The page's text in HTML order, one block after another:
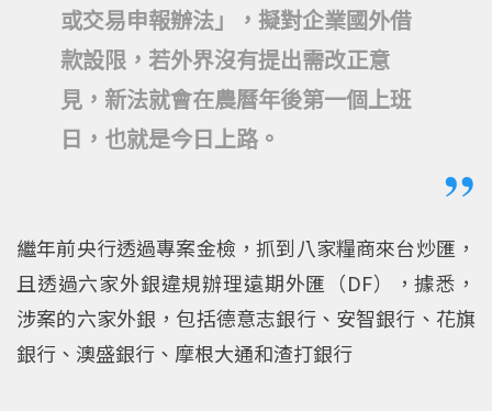
或交易申報辦法」，擬對企業國外借
款設限，若外界沒有提出需改正意
見，新法就會在農曆年後第一個上班
日，也就是今日上路。
繼年前央行透過專案金檢，抓到八家糧商來台炒匯，
且透過六家外銀違規辦理遠期外匯（DF），據悉，
涉案的六家外銀，包括德意志銀行、安智銀行、花旗
銀行、澳盛銀行、摩根大通和渣打銀行